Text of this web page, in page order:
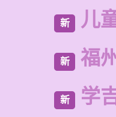
新 儿
新 福
新 学